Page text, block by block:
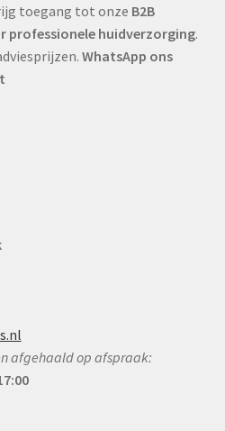
toegang tot onze B2B
professionele huidverzorging.
WhatsApp ons
afgehaald op afspraak: